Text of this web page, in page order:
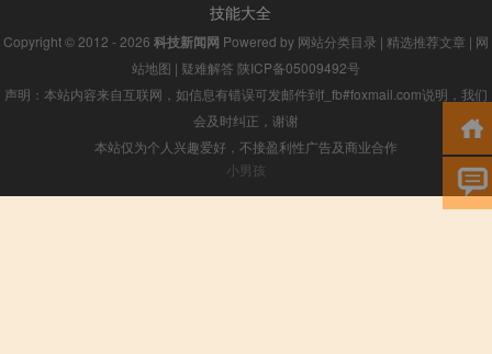
技能大全
Copyright © 2012 - 2026 科技新闻网 Powered by 网站分类目录 | 精选推荐文章 | 网
站地图 | 疑难解答 陕ICP备05009492号
声明：本站内容来自互联网，如信息有错误可发邮件到f_fb#foxmail.com说明，我们
会及时纠正，谢谢
本站仅为个人兴趣爱好，不接盈利性广告及商业合作
小男孩